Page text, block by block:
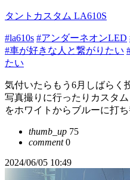
タントカスタム LA610S
#la610s #アンダーネオンLED
#車が好きな人と繋がりたい
たい
気付いたらもう6月しばらく
写真撮りに行ったりカスタ
をホワイトからブルーに打
thumb_up 75
comment0
2024/06/05 10:49